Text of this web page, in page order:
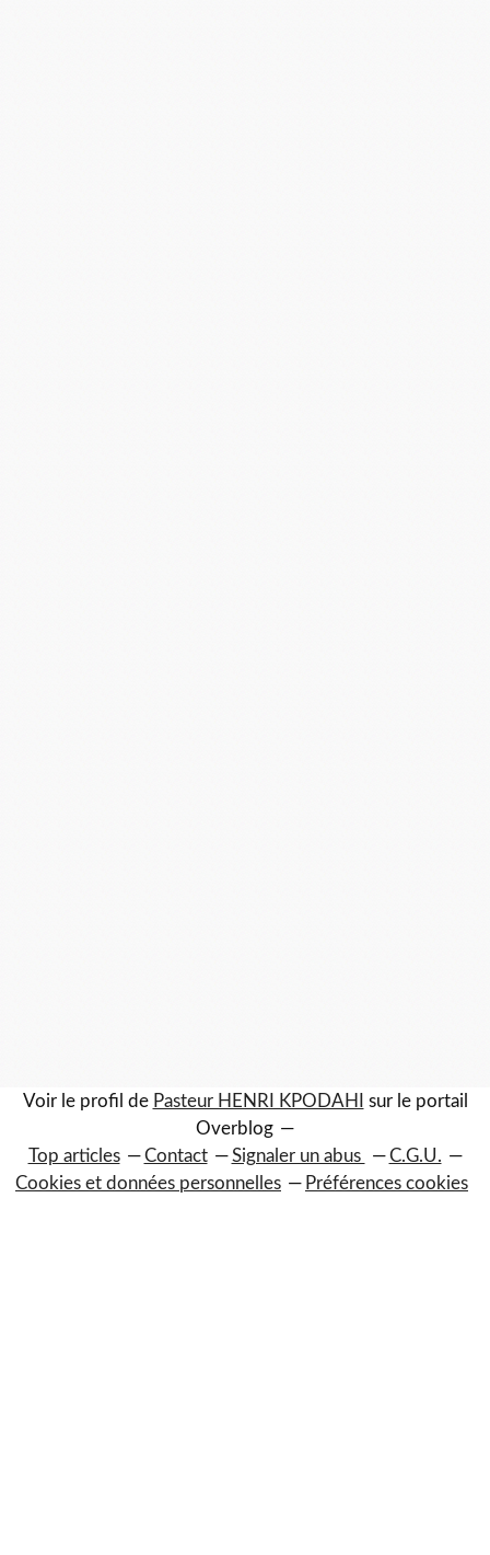
Voir le profil de Pasteur HENRI KPODAHI
sur le portail
Overblog
Top articles
Contact Signaler un abus
C.G.U.
Cookies et données personnelles
Préférences cookies